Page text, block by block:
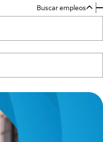
Buscar empleos